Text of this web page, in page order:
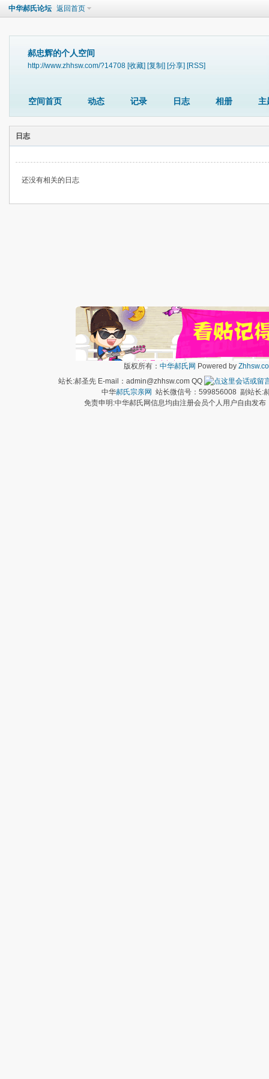
中华郝氏论坛 返回首页
郝忠辉的个人空间
http://www.zhhsw.com/?14708 [收藏] [复制] [分享] [RSS]
空间首页 动态 记录 日志 相册 主
日志
还没有相关的日志
版权所有： 中华郝氏网 Powered by
站长:郝圣先 E-mail：admin@zhhsw.com QQ
中华郝氏宗亲网 站长微信号：599856008 副站长:
免责申明:中华郝氏网信息均由注册会员个人用户自由发